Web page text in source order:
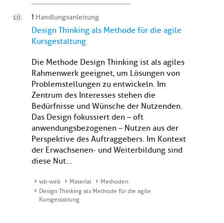
Handlungsanleitung
Design Thinking als Methode für die agile
Kursgestaltung
Die Methode Design Thinking ist als agiles
Rahmenwerk geeignet, um Lösungen von
Problemstellungen zu entwickeln. Im
Zentrum des Interesses stehen die
Bedürfnisse und Wünsche der Nutzenden.
Das Design fokussiert den – oft
anwendungsbezogenen – Nutzen aus der
Perspektive des Auftraggebers. Im Kontext
der Erwachsenen- und Weiterbildung sind
diese Nut...
wb-web Material
Methoden
Design Thinking als Methode für die agile
Kursgestaltung